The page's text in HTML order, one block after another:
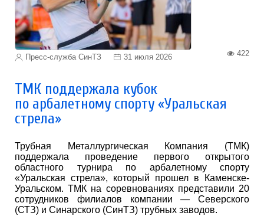
Пресс-служба СинТЗ 31 июля 2026 422
ТМК поддержала кубок
по арбалетному спорту «Уральская
стрела»
Трубная Металлургическая Компания (ТМК)
поддержала проведение первого открытого
областного турнира по арбалетному спорту
«Уральская стрела», который прошел в Каменске-
Уральском. ТМК на соревнованиях представили 20
сотрудников филиалов компании — Северского
(СТЗ) и Синарского (СинТЗ) трубных заводов.